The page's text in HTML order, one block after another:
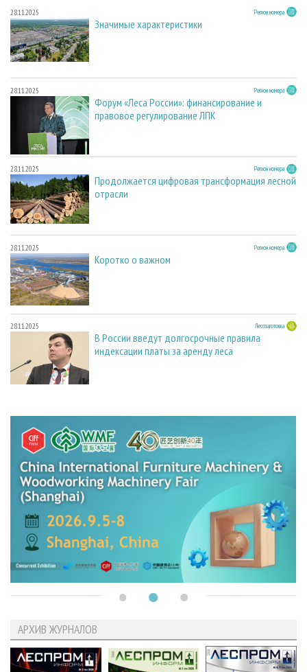
28.11.2025 Регион номера
Значимые характеристики
28.11.2025 Регион номера
Форум «Леса России»: финансирование и
правовое регулирование ЛПК
28.11.2025 Регион номера
Продолжается цифровая трансформация лесной
отрасли
28.11.2025 Регион номера
Коротко о важном
28.11.2025 Лесозаготовка
В России введут долгосрочные правила
индексации платы за аренду леса
АРХИВ ЖУРНАЛОВ